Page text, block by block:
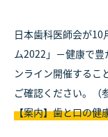
日本歯科医師会が
ム2022」－健康で
ンライン開催するこ
ご確認ください。（
【案内】歯と口の健